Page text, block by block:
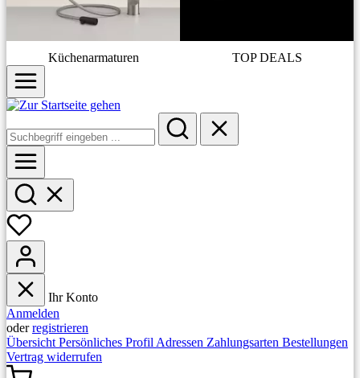
Küchenarmaturen TOP DEALS
Ihr Konto
Anmelden
oderregistrieren
Übersicht Persönliches Profil Adressen Zahlungsarten Bestellungen
Vertrag widerrufen